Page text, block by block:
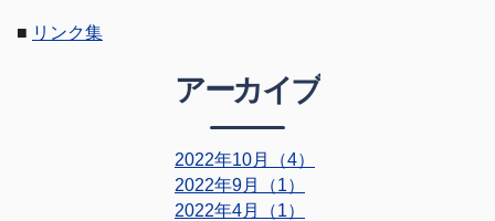
■ リンク集
アーカイブ
2022年10月（4）
2022年9月（1）
2022年4月（1）